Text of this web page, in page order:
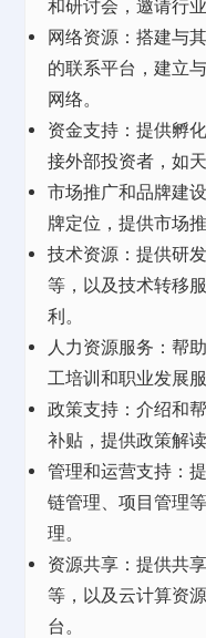
和研讨会，邀请行
网络资源：搭建与
的联系平台，建立
网络。
资金支持：提供孵
接外部投资者，如
市场推广和品牌建
牌定位，提供市场
技术资源：提供研
等，以及技术转移
利。
人力资源服务：帮
工培训和职业发展服
政策支持：介绍和
补贴，提供政策解
管理和运营支持：
链管理、项目管理
理。
资源共享：提供共
等，以及云计算资
台。